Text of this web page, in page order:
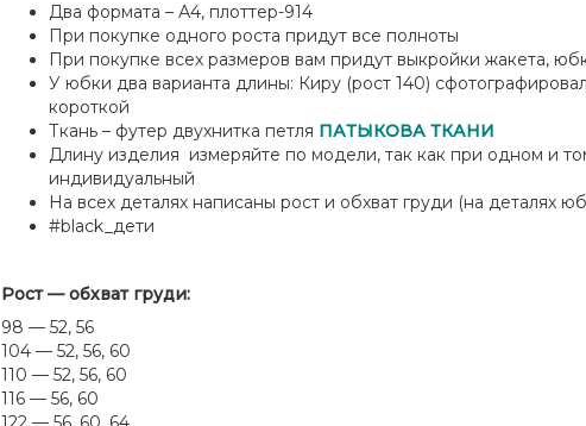
Два формата – А4, плоттер-914
При покупке одного роста придут все полноты
При покупке всех размеров вам придут выкройки жакета,
У юбки два варианта длины: Киру (рост 140)
короткой
Ткань – футер двухнитка петля ПАТЫКОВА ТКАНИ
Длину изделия измеряйте по модели, так как при одном и
индивидуальный
На всех деталях написаны рост и обхват груди (на деталях
#black_дети
Рост — обхват груди:
98 — 52, 56
104 — 52, 56, 60
110 — 52, 56, 60
116 — 56, 60